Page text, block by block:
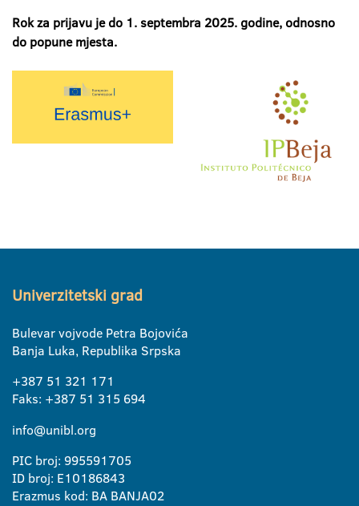
Rok za prijavu je do 1. septembra 2025. godine, odnosno
do popune mjesta.
Univerzitetski grad
Bulevar vojvode Petra Bojovića
Banja Luka, Republika Srpska
+387 51 321 171
Faks: +387 51 315 694
info@unibl.org
PIC broj: 995591705
ID broj: E10186843
Erazmus kod: BA BANJA02